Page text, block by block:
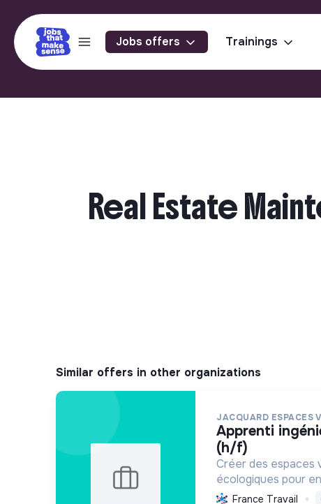
Jobs offers Trainings
Real Estate
Similar offers in other organizations
JACQUARD ESPACES
apprenti ingénieur du paysage
(h/f)
Créer des espaces
écologiques pour
urbaine, intégrer la
France Travail